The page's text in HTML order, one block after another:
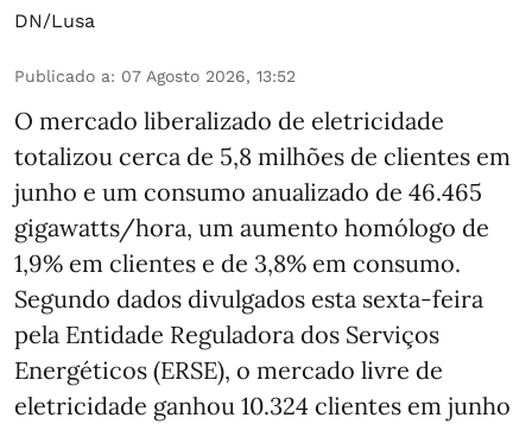
DN/Lusa
Publicado a: 07 Agosto 2026, 13:52
O mercado liberalizado de eletricidade
totalizou cerca de 5,8 milhões de clientes em
junho e um consumo anualizado de 46.465
gigawatts/hora, um aumento homólogo de
1,9% em clientes e de 3,8% em consumo.
Segundo dados divulgados esta sexta-feira
pela Entidade Reguladora dos Serviços
Energéticos (ERSE), o mercado livre de
eletricidade ganhou 10.324 clientes em junho